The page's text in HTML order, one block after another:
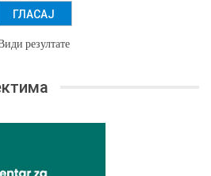
резултате